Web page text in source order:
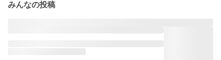
みんなの投稿